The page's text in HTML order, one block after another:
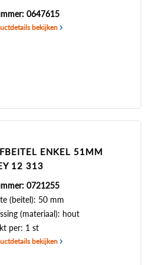
0647615
bekijken
ENKEL 51MM
12 313
0721255
(beitel): 50 mm
(materiaal): hout
per: 1 st
bekijken